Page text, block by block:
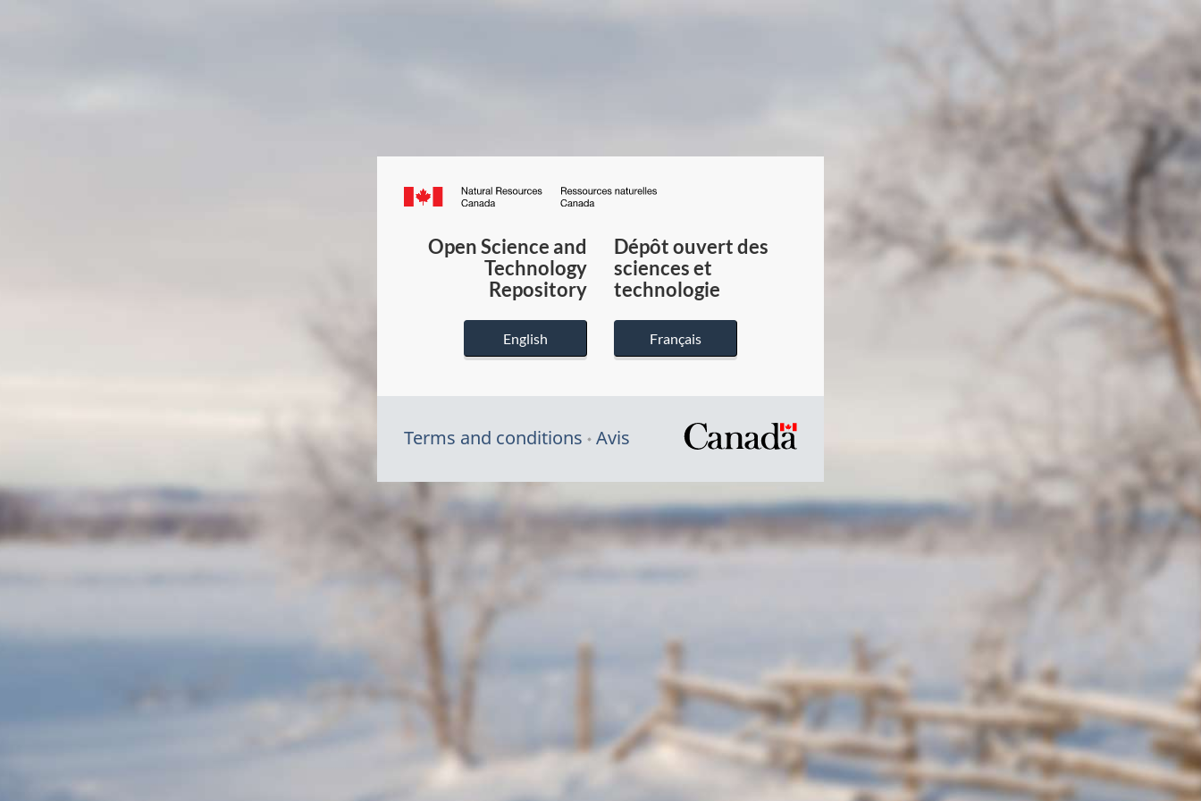
Canada.ca
du
Canada
Open Science and
Technology
Repository
English
Dépôt ouvert des
sciences et
technologie
Français
Terms and conditions Avis
/
du
gouvernement
du